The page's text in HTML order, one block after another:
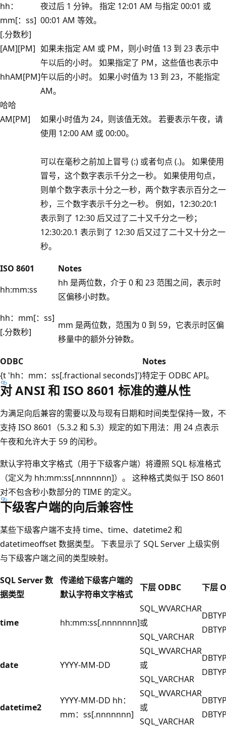
hh：
mm[：ss]
[.分数秒]
[AM][PM]
hhAM[PM]
哈哈
AM[PM]
夜过后 1 分钟。 指定 12:01 AM 与指定 00:01 或
00:01 AM 等效。
如果未指定 AM 或 PM，则小时值 13 到 23 表示中
午以后的小时。 如果指定了 PM，这些值也表示中
午以后的小时。 如果小时值为 13 到 23，不能指定
AM。
如果小时值为 24，则该值无效。 若要表示午夜，请
使用 12:00 AM 或 00:00。
可以在毫秒之前加上冒号 (:) 或者句点 (.)。 如果使用
冒号，这个数字表示千分之一秒。 如果使用句点，
则单个数字表示十分之一秒，两个数字表示百分之一
秒，三个数字表示千分之一秒。 例如，12:30:20:1
表示到了 12:30 后又过了二十又千分之一秒；
12:30:20.1 表示到了 12:30 后又过了二十又十分之一
秒。
ISO 8601
Notes
hh:mm:ss
hh：mm[：ss]
[.分数秒]
hh 是两位数，介于 0 和 23 范围之间，表示时
区偏移小时数。
mm 是两位数，范围为 0 到 59，它表示时区偏
移量中的额外分钟数。
ODBC
Notes
{t 'hh：mm：ss[.fractional seconds]'}特定于 ODBC API。
对 ANSI 和 ISO 8601 标准的遵从性
为满足向后兼容的需要以及与现有日期和时间类型保持一致，不
支持 ISO 8601（5.3.2 和 5.3）规定的如下用法：用 24 点表示
午夜和允许大于 59 的闰秒。
默认字符串文字格式（用于下级客户端）将遵照 SQL 标准格式
（定义为 hh:mm:ss[.nnnnnnn]）。 这种格式类似于 ISO 8601
对不包含秒小数部分的 TIME 的定义。
下级客户端的向后兼容性
某些下级客户端不支持 time、time、datetime2 和
datetimeoffset 数据类型。 下表显示了 SQL Server 上级实例
与下级客户端之间的类型映射。
SQL Server 数
据类型
传递给下级客户端的
默认字符串文字格式
下层 ODBC 下层
time hh:mm:ss[.nnnnnnn]
SQL_WVARCHAR
或
SQL_VARCHAR
date YYYY-MM-DD
SQL_WVARCHAR
或
SQL_VARCHAR
datetime2
YYYY-MM-DD hh：
mm：ss[.nnnnnnn]
SQL_WVARCHAR
或
SQL_VARCHAR